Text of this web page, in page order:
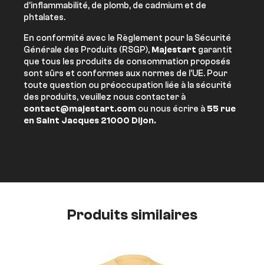
d’inflammabilité, de plomb, de cadmium et de
phtalates.
En conformité avec le Règlement pour la Sécurité
Générale des Produits (RSGP), Majestart garantit
que tous les produits de consommation proposés
sont sûrs et conformes aux normes de l’UE. Pour
toute question ou préoccupation liée à la sécurité
des produits, veuillez nous contacter à
contact@majestart.com ou nous écrire à 55 rue
en Saint Jacques 21000 Dijon.
Produits similaires